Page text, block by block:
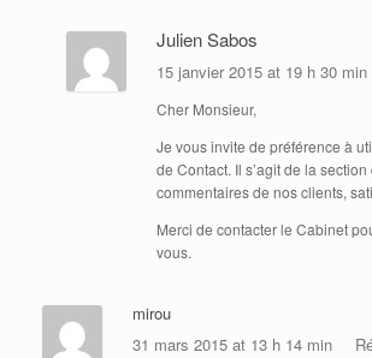
Julien Sabos
15 janvier 2015 at 19 h 30 min
Cher Monsieur,
Je vous invite de préférence à
de Contact. Il s’agit de la
commentaires de nos clients,
Merci de contacter le Cabinet
vous.
mirou
31 mars 2015 at 13 h 14 min